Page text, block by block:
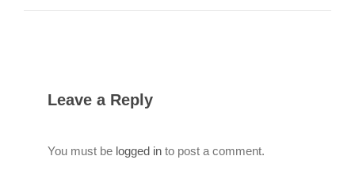
Leave a Reply
You must be logged in to post a comment.